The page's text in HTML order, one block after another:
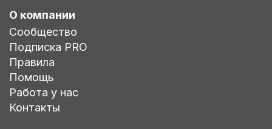
О компании
Сообщество
Подписка PRO
Правила
Помощь
Работа у нас
Контакты